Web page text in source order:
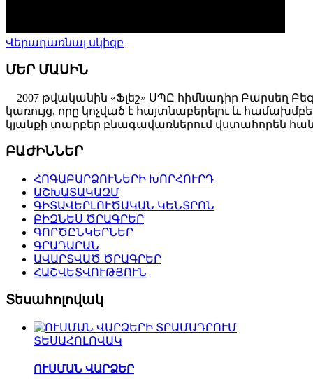
Վերադառնալ սկիզբ
ՄԵՐ ՄԱՍԻՆ
2007 թվականին «Ֆլեշ» ՍՊԸ հիմնադիր Բարսեղ
կառույց, որը կոչված է հայտնաբերելու և
կյանքի տարբեր բնագավառներում վստահորեն
ԲԱԺԻՆՆԵՐ
ՀՈԳԱԲԱՐՁՈՒՆԵՐԻ ԽՈՐՀՈՒՐԴ
ԱՇԽԱՏԱԿԱԶՄ
ԳԻՏԱՎԵՐԼՈՒԾԱԿԱՆ ԿԵՆՏՐՈՆ
ԲԻԶՆԵՍ ԾՐԱԳՐԵՐ
ԳՈՐԾԸՆԿԵՐՆԵՐ
ԳՐԱԴԱՐԱՆ
ԱՎԱՐՏՎԱԾ ԾՐԱԳՐԵՐ
ՀԱՇՎԵՏՎՈՒԹՅՈՒՆ
Տեսահոլովակ
ՏԵՍԱՀՈԼՈՎԱԿ
ՈՒՍՄԱՆ ՎԱՐՁԵՐ